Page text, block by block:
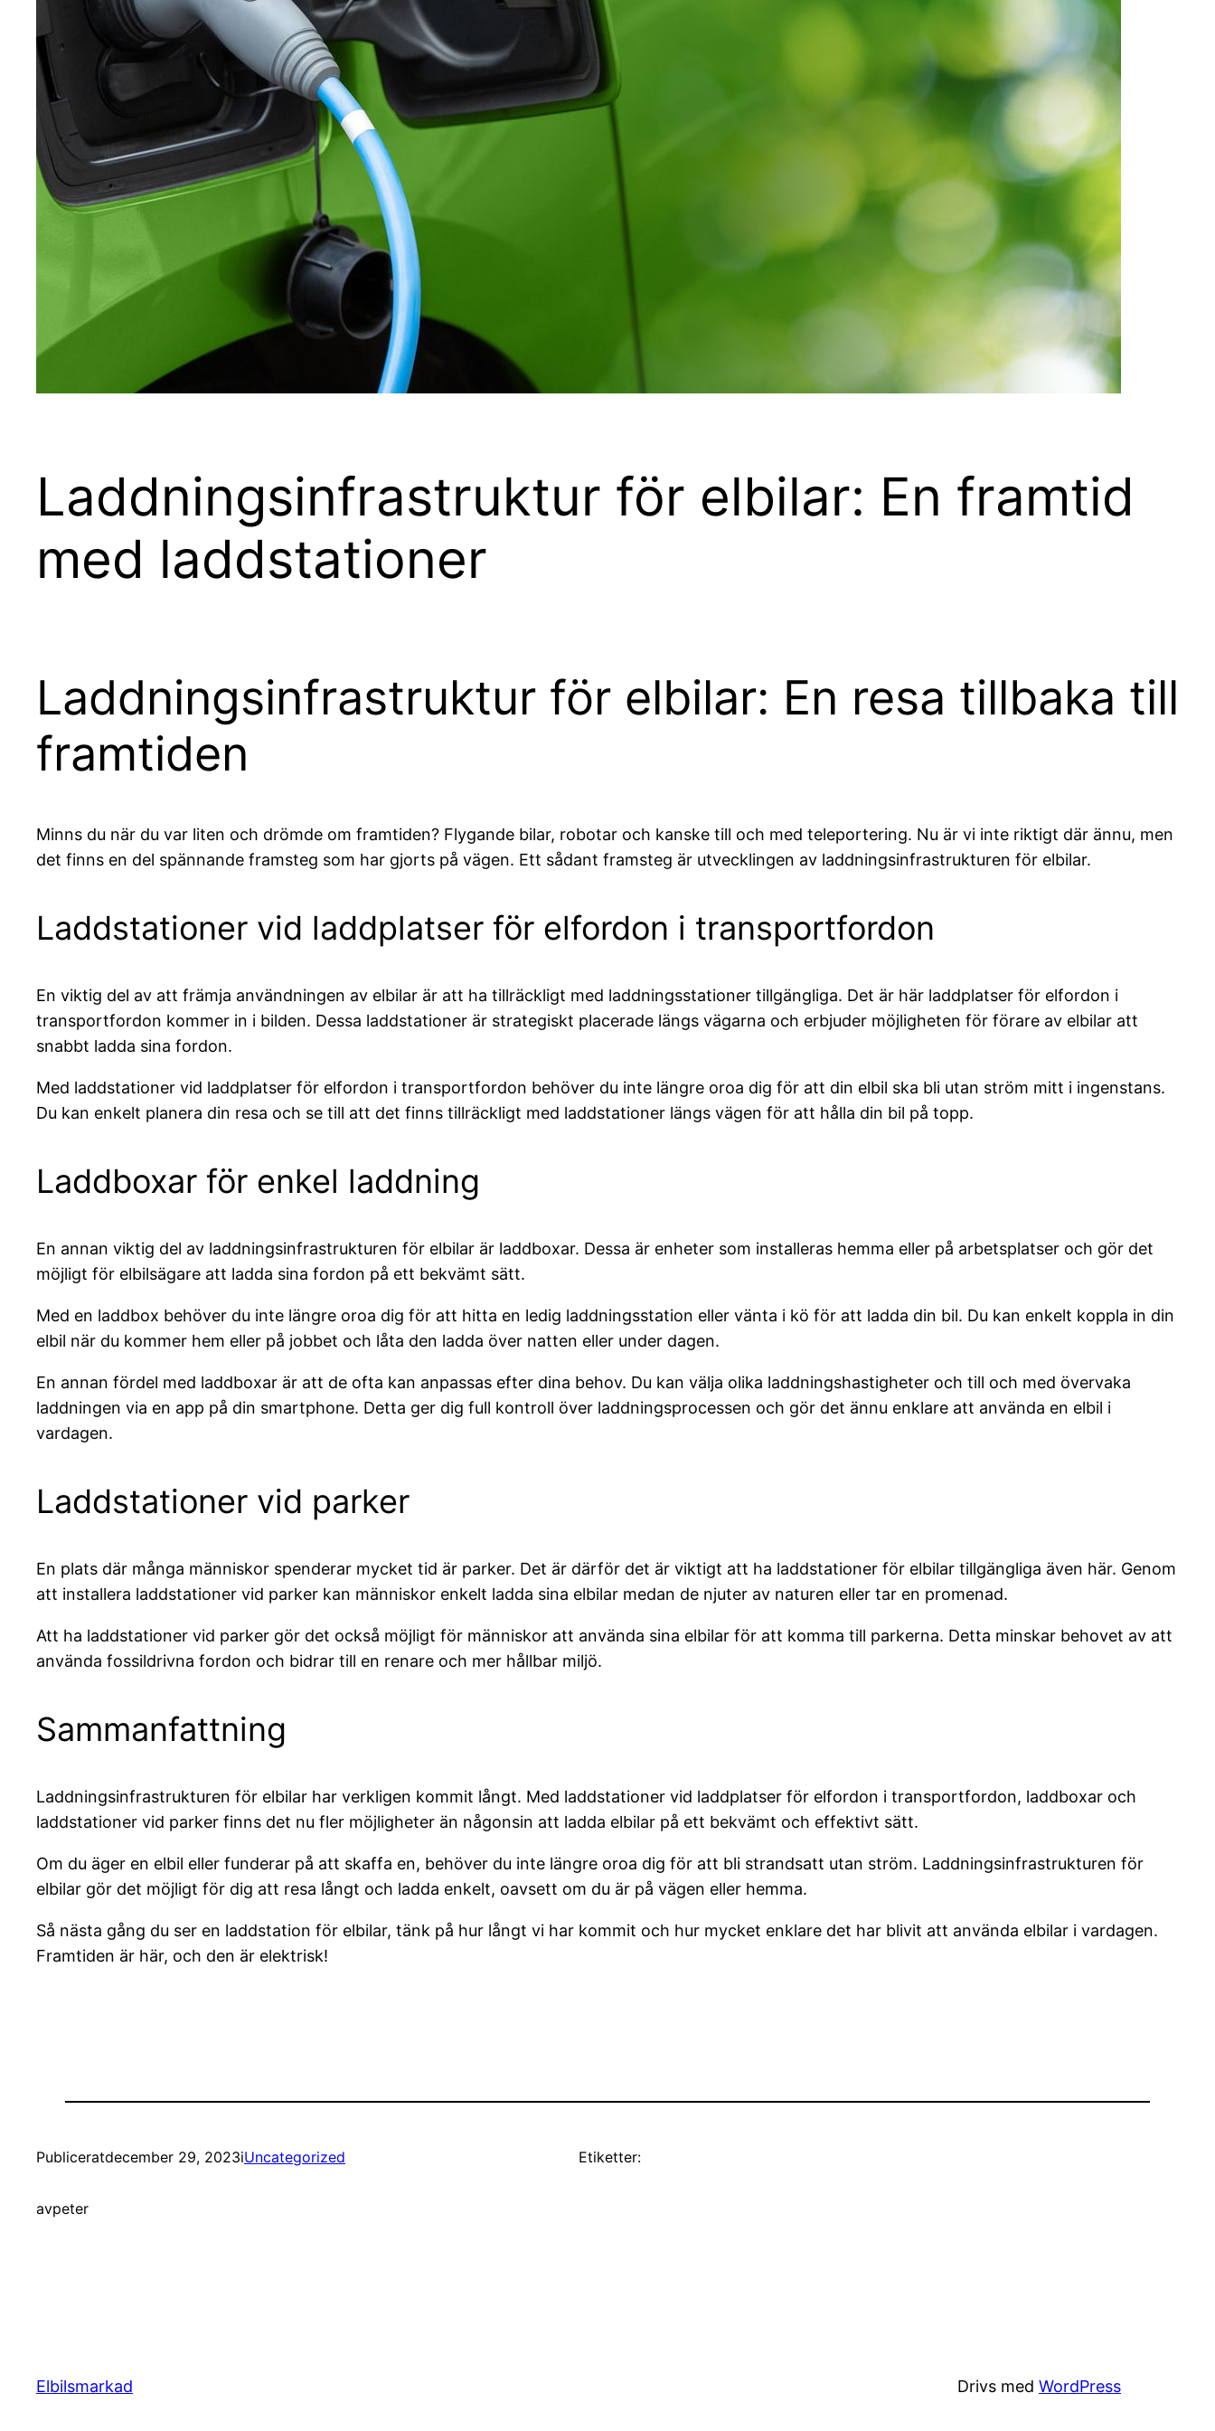
Laddningsinfrastruktur för elbilar: En framtid
med laddstationer
Laddningsinfrastruktur för elbilar: En resa tillbaka till
framtiden
Minns du när du var liten och drömde om framtiden? Flygande bilar, robotar och kanske till och med teleportering. Nu är vi inte riktigt där ännu, men
det finns en del spännande framsteg som har gjorts på vägen. Ett sådant framsteg är utvecklingen av laddningsinfrastrukturen för elbilar.
Laddstationer vid laddplatser för elfordon i transportfordon
En viktig del av att främja användningen av elbilar är att ha tillräckligt med laddningsstationer tillgängliga. Det är här laddplatser för elfordon i
transportfordon kommer in i bilden. Dessa laddstationer är strategiskt placerade längs vägarna och erbjuder möjligheten för förare av elbilar att
snabbt ladda sina fordon.
Med laddstationer vid laddplatser för elfordon i transportfordon behöver du inte längre oroa dig för att din elbil ska bli utan ström mitt i ingenstans.
Du kan enkelt planera din resa och se till att det finns tillräckligt med laddstationer längs vägen för att hålla din bil på topp.
Laddboxar för enkel laddning
En annan viktig del av laddningsinfrastrukturen för elbilar är laddboxar. Dessa är enheter som installeras hemma eller på arbetsplatser och gör det
möjligt för elbilsägare att ladda sina fordon på ett bekvämt sätt.
Med en laddbox behöver du inte längre oroa dig för att hitta en ledig laddningsstation eller vänta i kö för att ladda din bil. Du kan enkelt koppla in din
elbil när du kommer hem eller på jobbet och låta den ladda över natten eller under dagen.
En annan fördel med laddboxar är att de ofta kan anpassas efter dina behov. Du kan välja olika laddningshastigheter och till och med övervaka
laddningen via en app på din smartphone. Detta ger dig full kontroll över laddningsprocessen och gör det ännu enklare att använda en elbil i
vardagen.
Laddstationer vid parker
En plats där många människor spenderar mycket tid är parker. Det är därför det är viktigt att ha laddstationer för elbilar tillgängliga även här. Genom
att installera laddstationer vid parker kan människor enkelt ladda sina elbilar medan de njuter av naturen eller tar en promenad.
Att ha laddstationer vid parker gör det också möjligt för människor att använda sina elbilar för att komma till parkerna. Detta minskar behovet av att
använda fossildrivna fordon och bidrar till en renare och mer hållbar miljö.
Sammanfattning
Laddningsinfrastrukturen för elbilar har verkligen kommit långt. Med laddstationer vid laddplatser för elfordon i transportfordon, laddboxar och
laddstationer vid parker finns det nu fler möjligheter än någonsin att ladda elbilar på ett bekvämt och effektivt sätt.
Om du äger en elbil eller funderar på att skaffa en, behöver du inte längre oroa dig för att bli strandsatt utan ström. Laddningsinfrastrukturen för
elbilar gör det möjligt för dig att resa långt och ladda enkelt, oavsett om du är på vägen eller hemma.
Så nästa gång du ser en laddstation för elbilar, tänk på hur långt vi har kommit och hur mycket enklare det har blivit att använda elbilar i vardagen.
Framtiden är här, och den är elektrisk!
Publiceratdecember 29, 2023iUncategorized
avpeter
Etiketter:
Elbilsmarkad Drivs med WordPress